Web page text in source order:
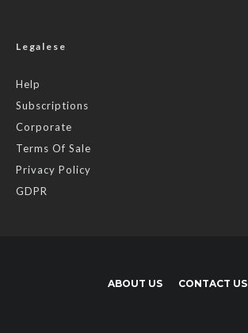
Legalese
Help
Subscriptions
Corporate
Terms Of Sale
Privacy Policy
GDPR
ABOUT US CONTACT US